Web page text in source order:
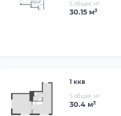
S общая, м²
30.15 м²
1 ккв
S общая, м²
30.4 м²